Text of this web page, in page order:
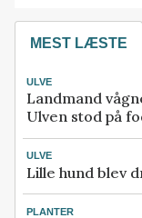
MEST LÆSTE
ULVE
Landmand
Ulven stod på
ULVE
Lille hund blev
PLANTER